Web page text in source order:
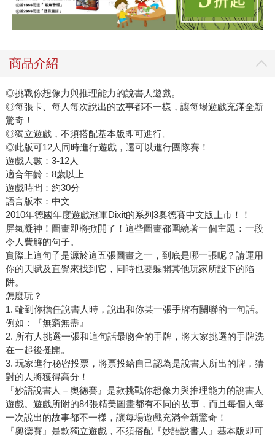
商品介紹
◎挑戰你想像力與推理能力的說書人遊戲。
◎每張卡、每人每次說出的故事都不一樣，讓每場遊戲充滿全新
驚奇！
◎獨立遊戲，不須搭配基本版即可進行。
◎此版可12人同時進行遊戲，還可以進行團隊賽！
遊戲人數：3-12人
適合年齡：8歲以上
遊戲時間：約30分
語言版本：中文
2010年德國年度遊戲冠軍Dixit的系列3奧德賽中文版上市！！
屏氣凝神！圖畫即將掀開了！這些圖畫都圍繞著一個主題：一段
令人費解的句子。
實際上這句子是源於這五張圖畫之一，到底是哪一張呢？請運用
你的天賦及直覺來找到它，同時也要躲開其他玩家所設下的陷
阱。
怎麼玩？
1. 輪到你擔任說書人時，說出和你某一張手牌有關聯的一句話。
例如：『無窮無盡』
2. 所有人挑選一張和這句話最吻合的手牌，將大家挑選的手牌洗
在一起後攤開。
3. 玩家進行秘密投票，將票投給自己認為是說書人所出的牌，猜
對的人將獲得高分！
『妙語說書人－奧德賽』是款挑戰你想像力與推理能力的說書人
遊戲。遊戲所附的84張精美圖畫都有不同的故事，而且每個人每
一次說出的故事都不一樣，讓每場遊戲充滿全新驚奇！
『奧德賽』是款獨立遊戲，不須搭配『妙語說書人』基本版即可